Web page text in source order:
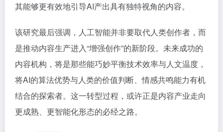
其能够更有效地引导AI产出具有独特视角的内容。
该研究最后强调，人工智能并非要取代人类创作者，而
是推动内容生产进入“增强创作”的新阶段。未来成功的
内容机构，将是那些能巧妙平衡技术效率与人文温度，
将AI的算法优势与人类的价值判断、情感共鸣能力有机
结合的探索者。这一转型过程，或许正是内容产业走向
更成熟、更智能化形态的必经之路。